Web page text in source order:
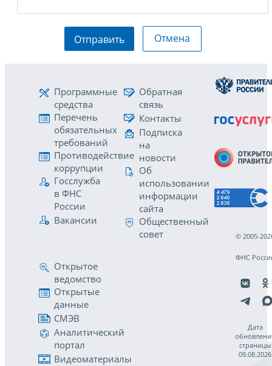
Отправить Отмена
Программные
средства
Перечень
обязательных
требований
Противодействие
коррупции
Госслужба
в ФНС
России
Вакансии
Обратная
связь
Контакты
Подписка
на
новости
Об
использовании
информации
сайта
Общественный
совет
Открытое
ведомство
Открытые
данные
СМЭВ
Аналитический
портал
Видеоматериалы
© 2005-
ФНС
Дата
страницы
09.08.2026